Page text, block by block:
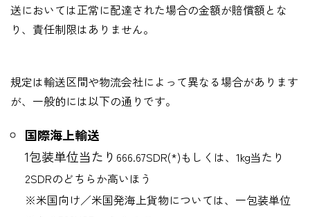
送においては正常に配達された場合の金額が賠償額とな
り、責任制限はありません。
規定は輸送区間や物流会社によって異なる場合があります
が、一般的には以下の通りです。
国際海上輸送
1包装単位当たり 666.67SDR(*)もしくは、 1kg当たり
2SDRのどちらか高いほう
※米国向け／米国発海上貨物については、一包装単位